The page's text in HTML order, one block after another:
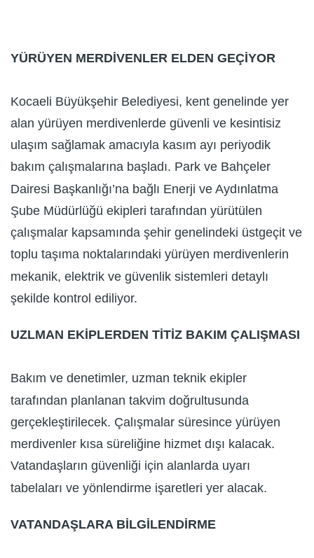
YÜRÜYEN MERDİVENLER ELDEN GEÇİYOR
Kocaeli Büyükşehir Belediyesi, kent genelinde yer
alan yürüyen merdivenlerde güvenli ve kesintisiz
ulaşım sağlamak amacıyla kasım ayı periyodik
bakım çalışmalarına başladı. Park ve Bahçeler
Dairesi Başkanlığı’na bağlı Enerji ve Aydınlatma
Şube Müdürlüğü ekipleri tarafından yürütülen
çalışmalar kapsamında şehir genelindeki üstgeçit ve
toplu taşıma noktalarındaki yürüyen merdivenlerin
mekanik, elektrik ve güvenlik sistemleri detaylı
şekilde kontrol ediliyor.
UZLMAN EKİPLERDEN TİTİZ BAKIM ÇALIŞMASI
Bakım ve denetimler, uzman teknik ekipler
tarafından planlanan takvim doğrultusunda
gerçekleştirilecek. Çalışmalar süresince yürüyen
merdivenler kısa süreliğine hizmet dışı kalacak.
Vatandaşların güvenliği için alanlarda uyarı
tabelaları ve yönlendirme işaretleri yer alacak.
VATANDAŞLARA BİLGİLENDİRME